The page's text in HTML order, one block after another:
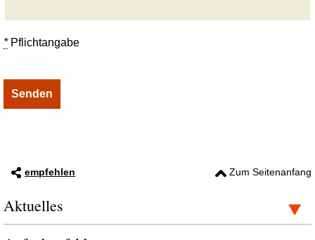
*Pflichtangabe
empfehlen Zum Seitenanfang
Aktuelles